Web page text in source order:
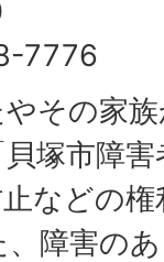
7776
その家
塚市障
などの
障害の